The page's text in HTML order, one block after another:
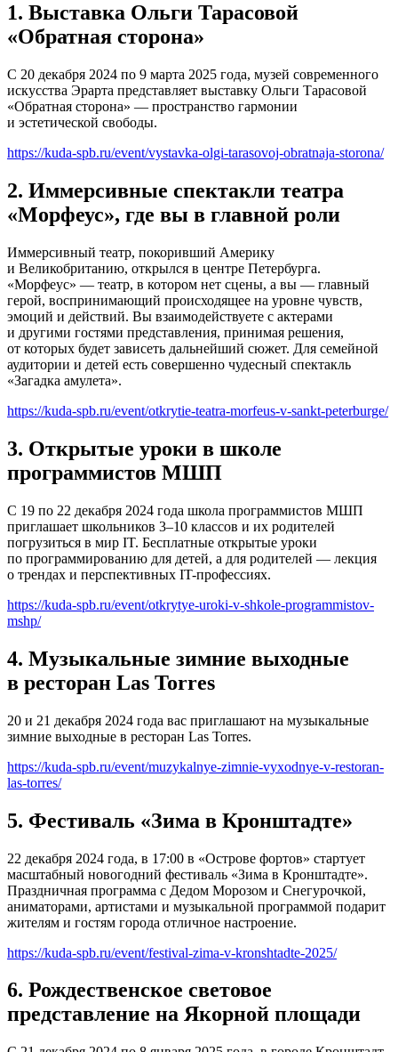
1. Выставка Ольги Тарасовой
«Обратная сторона»
С 20 декабря 2024 по 9 марта 2025 года, музей современного
искусства Эрарта представляет выставку Ольги Тарасовой
«Обратная сторона» — пространство гармонии
и эстетической свободы.
https://kuda-spb.ru/event/vystavka-olgi-tarasovoj-obratnaja-storona/
2. Иммерсивные спектакли театра
«Морфеус», где вы в главной роли
Иммерсивный театр, покоривший Америку
и Великобританию, открылся в центре Петербурга.
«Морфеус» — театр, в котором нет сцены, а вы — главный
герой, воспринимающий происходящее на уровне чувств,
эмоций и действий. Вы взаимодействуете с актерами
и другими гостями представления, принимая решения,
от которых будет зависеть дальнейший сюжет. Для семейной
аудитории и детей есть совершенно чудесный спектакль
«Загадка амулета».
https://kuda-spb.ru/event/otkrytie-teatra-morfeus-v-sankt-peterburge/
3. Открытые уроки в школе
программистов МШП
С 19 по 22 декабря 2024 года школа программистов МШП
приглашает школьников 3–10 классов и их родителей
погрузиться в мир IT. Бесплатные открытые уроки
по программированию для детей, а для родителей — лекция
о трендах и перспективных IT-профессиях.
https://kuda-spb.ru/event/otkrytye-uroki-v-shkole-programmistov-
mshp/
4. Музыкальные зимние выходные
в ресторан Las Torres
20 и 21 декабря 2024 года вас приглашают на музыкальные
зимние выходные в ресторан Las Torres.
https://kuda-spb.ru/event/muzykalnye-zimnie-vyxodnye-v-restoran-
las-torres/
5. Фестиваль «Зима в Кронштадте»
22 декабря 2024 года, в 17:00 в «Острове фортов» стартует
масштабный новогодний фестиваль «Зима в Кронштадте».
Праздничная программа с Дедом Морозом и Снегурочкой,
аниматорами, артистами и музыкальной программой подарит
жителям и гостям города отличное настроение.
https://kuda-spb.ru/event/festival-zima-v-kronshtadte-2025/
6. Рождественское световое
представление на Якорной площади